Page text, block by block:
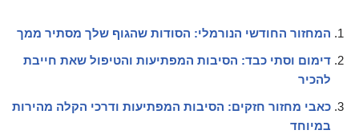
המחזור החודשי הנורמלי: הסודות שהגוף שלך מסתיר ממך
דימום וסתי כבד: הסיבות המפתיעות והטיפול שאת חייבת
להכיר
כאבי מחזור חזקים: הסיבות המפתיעות ודרכי הקלה מהירות
במיוחד